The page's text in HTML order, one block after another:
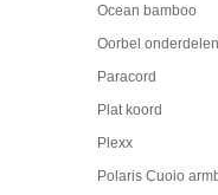
Ocean bamboo
Oorbel
Paracord
Plat koord
Plexx
Polaris Cuoio